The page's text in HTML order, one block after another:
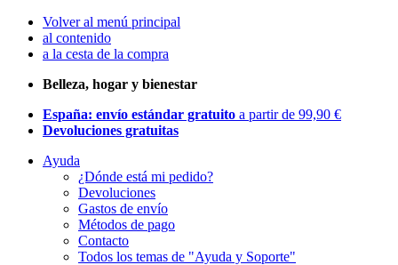
Volver al menú principal
al contenido
a la cesta de la compra
Belleza, hogar y bienestar
España: envío estándar gratuito a partir de 99,90 €
Devoluciones gratuitas
Ayuda
¿Dónde está mi pedido?
Devoluciones
Gastos de envío
Métodos de pago
Contacto
Todos los temas de "Ayuda y Soporte"